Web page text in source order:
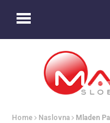
Home Naslovna
Mladen